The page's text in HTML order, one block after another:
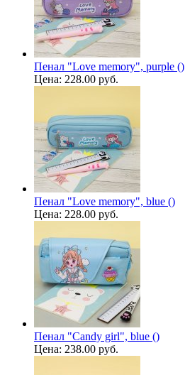
Пенал "Love memory", purple ()
Цена: 228.00 руб.
Пенал "Love memory", blue ()
Цена: 228.00 руб.
Пенал "Candy girl", blue ()
Цена: 238.00 руб.